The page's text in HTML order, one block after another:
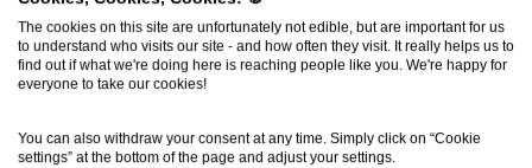
The cookies on this site are unfortunately not edible, but are important for us
to understand who visits our site - and how often they visit. It really helps us to
find out if what we're doing here is reaching people like you. We're happy for
everyone to take our cookies!
You can also withdraw your consent at any time. Simply click on “Cookie
settings” at the bottom of the page and adjust your settings.